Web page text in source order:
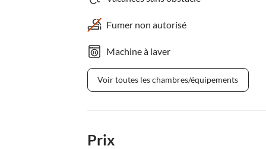
Fumer non autorisé
Machine à laver
Voir toutes les chambres/équipements
Prix